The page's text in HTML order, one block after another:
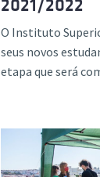
2021/2022
O Instituto
seus novos
etapa que será